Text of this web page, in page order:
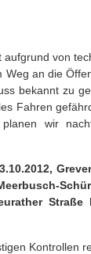
von
an die
bekannt zu
Fahren
wir
Straße
Kontrollen